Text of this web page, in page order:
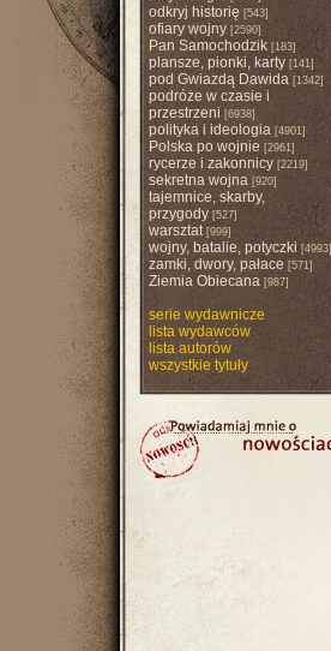
odkryj historię[543]
ofiary wojny[2590]
Pan Samochodzik[183]
plansze, pionki, karty[141]
pod Gwiazdą Dawida[1342]
podróże w czasie i
przestrzeni [6938]
polityka i ideologia[4901]
Polska po wojnie [2961]
rycerze i zakonnicy[2219]
sekretna wojna[920]
tajemnice, skarby,
przygody[527]
warsztat[999]
wojny, batalie, potyczki [4993]
zamki, dwory, pałace [571]
Ziemia Obiecana[987]
serie wydawnicze
lista wydawców
lista autorów
wszystkie tytuły